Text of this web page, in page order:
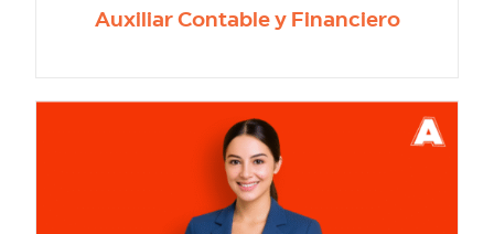
Auxiliar Contable y Financiero